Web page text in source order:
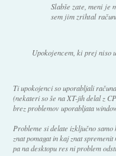
Slabše zate, meni je
sem jim zrihtal
Upokojencem, ki prej niso
Ti upokojenci so uporabljali
(nekateri so še na XT-jih delal z
brez problemov uporabljata
Probleme si delate izključno
znat pomagat in kaj znat
pa na desktopu res ni problem